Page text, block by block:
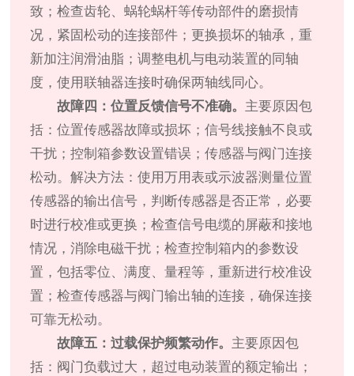
致；检查齿轮、蜗轮蜗杆等传动部件的磨损情
况，紧固松动的连接部件；更换损坏的轴承，重
新加注润滑油脂；调整电机与电动装置的同轴
度，使用联轴器连接时确保两轴线同心。
故障四：位置反馈信号不准确。 主要原因包
括：位置传感器故障或损坏；信号线接触不良或
干扰；控制箱参数设置错误；传感器与阀门连接
松动。解决方法：使用万用表或示波器测量位置
传感器的输出信号，判断传感器是否正常，必要
时进行校准或更换；检查信号电缆的屏蔽和接地
情况，消除电磁干扰；检查控制箱内的参数设
置，包括零位、满度、量程等，重新进行校准设
置；检查传感器与阀门输出轴的连接，确保连接
可靠无松动。
故障五：过载保护频繁动作。 主要原因包
括：阀门负载过大，超过电动装置的额定输出；